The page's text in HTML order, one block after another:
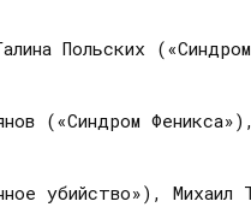
Польских
(«Синдром
убийство»),